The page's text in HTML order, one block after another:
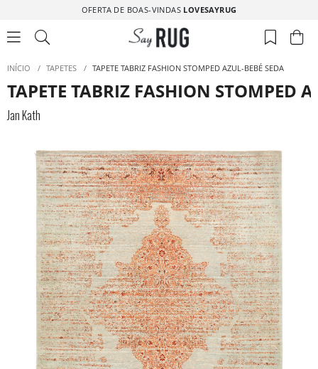
OFERTA DE BOAS-VINDAS LOVESAYRUG
INÍCIO / TAPETES / TAPETE TABRIZ FASHION STOMPED AZUL-BEBÉ SEDA
TAPETE TABRIZ FASHION STOMPED
Jan Kath